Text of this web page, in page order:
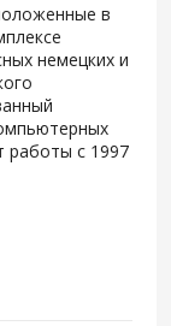
в
немецких и
работы с 1997